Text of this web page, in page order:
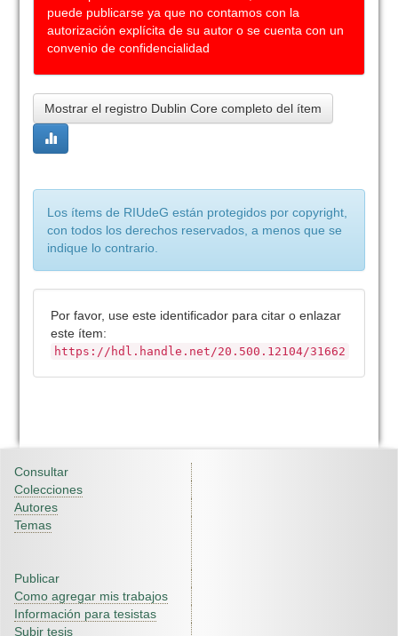
puede publicarse ya que no contamos con la
autorización explícita de su autor o se cuenta con un
convenio de confidencialidad
Mostrar el registro Dublin Core completo del ítem
Los ítems de RIUdeG están protegidos por copyright,
con todos los derechos reservados, a menos que se
indique lo contrario.
Por favor, use este identificador para citar o enlazar
este ítem:
https://hdl.handle.net/20.500.12104/31662
Consultar
Colecciones
Autores
Temas
Publicar
Como agregar mis trabajos
Información para tesistas
Subir tesis